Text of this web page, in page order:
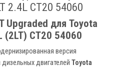
2.4L CT20 54060
Upgraded для Toyota
(2LT) CT20 54060
версия
двигателей Toyota